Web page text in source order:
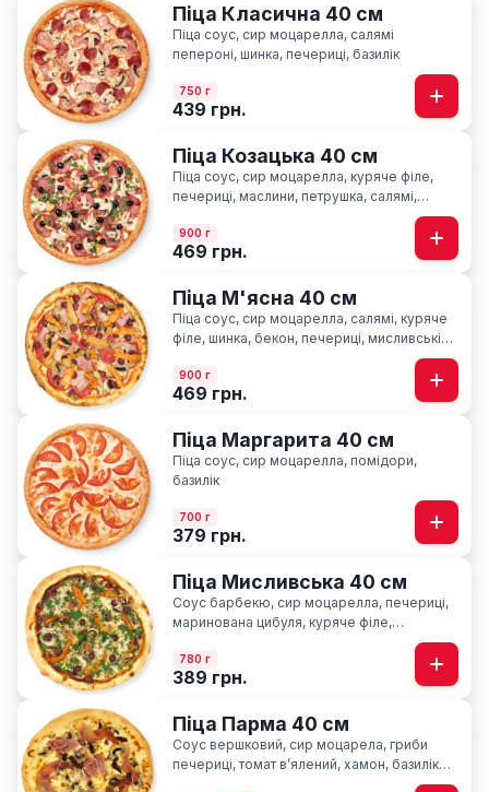
Піца Класична 40 см
Піца соус, сир моцарелла, салямі
пепероні, шинка, печериці, базилік
750 г
439 грн.
Піца Козацька 40 см
Піца соус, сир моцарелла, куряче філе,
печериці, маслини, петрушка, салямі,
900 г
469 грн.
Піца М'ясна 40 см
Піца соус, сир моцарелла, салямі, куряче
філе, шинка, бекон, печериці, мисливські
900 г
469 грн.
Піца Маргарита 40 см
Піца соус, сир моцарелла, помідори,
базилік
700 г
379 грн.
Піца Мисливська 40 см
Соус барбекю, сир моцарелла, печериці,
маринована цибуля, куряче філе,
мисливські ковбаски, ароматна петрушка
780 г
389 грн.
Піца Парма 40 см
Соус вершковий, сир моцарела, гриби
печериці, томат вʼялений, хамон, базилік